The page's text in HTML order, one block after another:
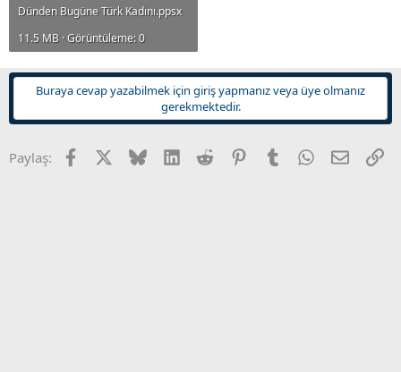
Dünden Bugüne Türk Kadını.ppsx
11.5 MB · Görüntüleme: 0
Buraya cevap yazabilmek için giriş yapmanız veya üye olmanız
gerekmektedir.
Paylaş: Facebook BlueskyLinkedInReddit PinterestTumblr WhatsApp
E-posta